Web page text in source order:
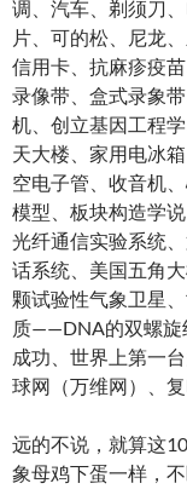
调、汽车、剃须刀
片、可的松、尼龙
信用卡、抗麻疹疫
录像带、盒式录象
机、创立基因工程
天大楼、家用电冰
空电子管、收音机
模型、板块构造学
光纤通信实验系统
话系统、美国五角
颗试验性气象卫星
质——DNA的双螺旋
成功、世界上第一
球网（万维网）、
远的不说，就算这
象母鸡下蛋一样，